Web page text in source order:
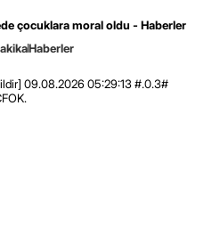
çocuklara moral oldu - Haberler
Haberler
09.08.2026 05:29:13 #.0.3#